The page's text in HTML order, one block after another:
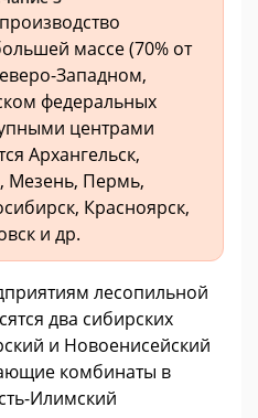
массе (70% от
Западном,
федеральных
центрами
Архангельск,
Мезень, Пермь,
Красноярск,
и др.
лесопильной
два сибирских
и Новоенисейский
комбинаты в
Илимский